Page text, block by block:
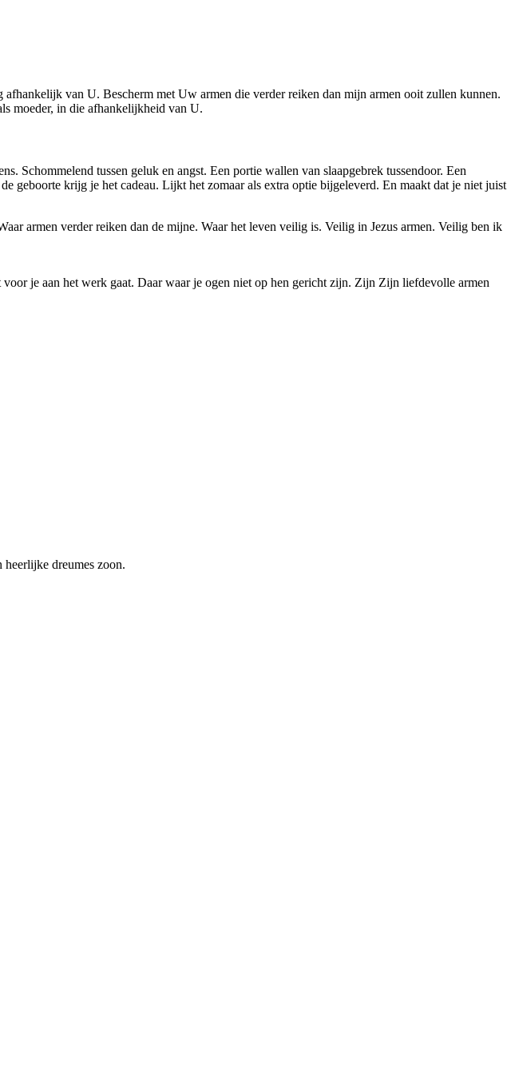
van U. Bescherm met Uw armen die verder reiken dan mijn armen ooit zullen kunnen.
moeder, in die afhankelijkheid van U.
Schommelend tussen geluk en angst. Een portie wallen van slaapgebrek tussendoor. Een
geboorte krijg je het cadeau. Lijkt het zomaar als extra optie bijgeleverd. En maakt dat je niet juist
armen verder reiken dan de mijne. Waar het leven veilig is. Veilig in Jezus armen. Veilig ben ik
je aan het werk gaat. Daar waar je ogen niet op hen gericht zijn. Zijn Zijn liefdevolle armen
heerlijke dreumes zoon.